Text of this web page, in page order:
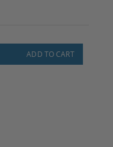
ADD TO CART